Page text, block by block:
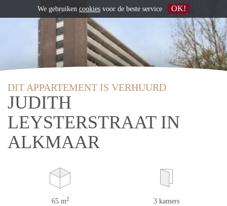
DIT APPARTEMENT IS VERHUURD
JUDITH
LEYSTERSTRAAT IN
ALKMAAR
65 m2 3 kamers
We gebruiken cookies voor de beste service OK!